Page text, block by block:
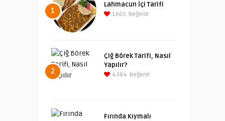
1
Lahmacun İçi Tarifi
1605 Beğeni!
2
Çiğ Börek Tarifi, Nasıl
Yapılır?
4384 Beğeni!
Fırında Kıymalı